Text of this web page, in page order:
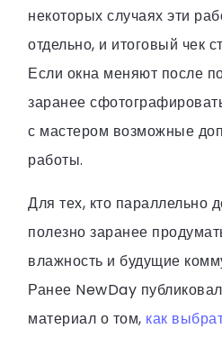
некоторых случаях эти
отдельно, и итоговый чек
Если окна меняют после
заранее
с мастером возможные
работы.
Для тех, кто параллельно
полезно заранее
влажность и будущие
Ранее NewDay
материал о том, как